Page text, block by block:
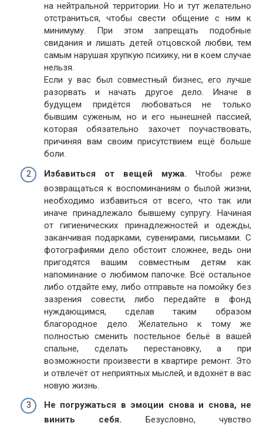
на нейтральной территории. Но и тут желательно
отстраниться, чтобы свести общение с ним к
минимуму. При этом запрещать подобные
свидания и лишать детей отцовской любви, тем
самым нарушая хрупкую психику, ни в коем случае
нельзя.
Если у вас был совместный бизнес, его лучше
разорвать и начать другое дело. Иначе в
будущем придётся любоваться не только
бывшим суженым, но и его нынешней пассией,
которая обязательно захочет поучаствовать,
причиняя вам своим присутствием ещё больше
боли.
Избавиться от вещей мужа. Чтобы реже
возвращаться к воспоминаниям о былой жизни,
необходимо избавиться от всего, что так или
иначе принадлежало бывшему супругу. Начиная
от гигиенических принадлежностей и одежды,
заканчивая подарками, сувенирами, письмами. С
фотографиями дело обстоит сложнее, ведь они
пригодятся вашим совместным детям как
напоминание о любимом папочке. Всё остальное
либо отдайте ему, либо отправьте на помойку без
зазрения совести, либо передайте в фонд
нуждающимся, сделав таким образом
благородное дело. Желательно к тому же
полностью сменить постельное бельё в вашей
спальне, сделать перестановку, а при
возможности произвести в квартире ремонт. Это
и отвлечёт от неприятных мыслей, и вдохнёт в вас
новую жизнь.
Не погружаться в эмоции снова и снова, не
винить себя. Безусловно, чувство